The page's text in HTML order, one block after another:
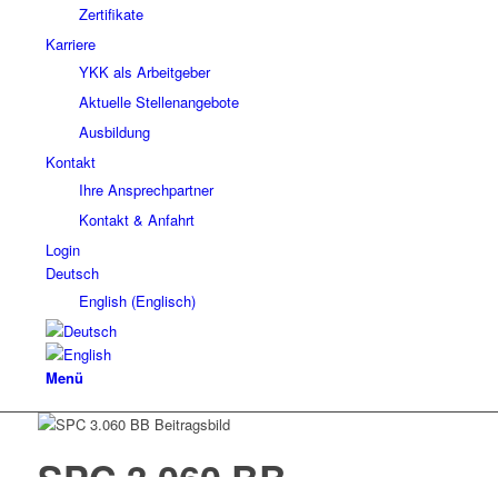
Zertifikate
Karriere
YKK als Arbeitgeber
Aktuelle Stellenangebote
Ausbildung
Kontakt
Ihre Ansprechpartner
Kontakt & Anfahrt
Login
Deutsch
English(Englisch)
Menü